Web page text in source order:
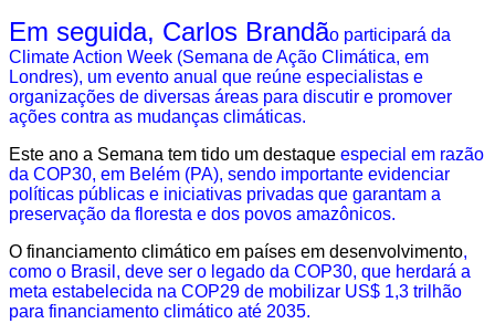
Em seguida, Carlos Brandão participará da
Climate Action Week (Semana de Ação Climática, em
Londres), um evento anual que reúne especialistas e
organizações de diversas áreas para discutir e promover
ações contra as mudanças climáticas.
Este ano a Semana tem tido um destaque especial em razão
da COP30, em Belém (PA), sendo importante evidenciar
políticas públicas e iniciativas privadas que garantam a
preservação da floresta e dos povos amazônicos.
O financiamento climático em países em desenvolvimento,
como o Brasil, deve ser o legado da COP30, que herdará a
meta estabelecida na COP29 de mobilizar US$ 1,3 trilhão
para financiamento climático até 2035.